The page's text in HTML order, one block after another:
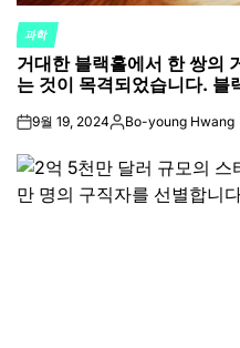
POSTED
IN
과학
거대한 블랙홀에서 한 쌍의
는 것이 목격되었습니다. 블
on9월 19, 2024Posted
Bo-young Hwang